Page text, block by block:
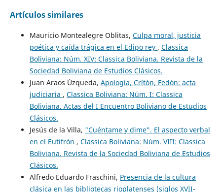
Artículos similares
Mauricio Montealegre Oblitas, Culpa moral, justicia
poética y caída trágica en el Edipo rey , Classica
Boliviana: Núm. XIV: Classica Boliviana. Revista de la
Sociedad Boliviana de Estudios Clásicos.
Juan Araos Úzqueda, Apología, Crítón, Fedón: acta
judiciaria , Classica Boliviana: Núm. I: Classica
Boliviana. Actas del I Encuentro Boliviano de Estudios
Clásicos.
Jesús de la Villa, "Cuéntame y dime". El aspecto verbal
en el Eutifrón , Classica Boliviana: Núm. VIII: Classica
Boliviana. Revista de la Sociedad Boliviana de Estudios
Clásicos.
Alfredo Eduardo Fraschini, Presencia de la cultura
clásica en las bibliotecas rioplatenses (siglos XVII-